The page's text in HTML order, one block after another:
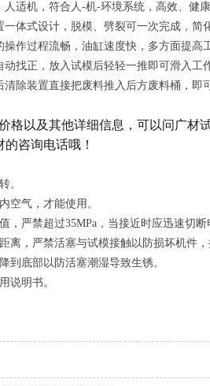
人适机，符合人-机-环境系统，高效、健
一体式设计， 脱模、劈裂可一次完成 ，简
操作过程流畅 ， 油缸速度快，多方面提高
找正，放入试模后轻轻一推即可滑入工
清除装置直接把废料推入后方废料桶，即
格以及其他详细信息，可以问 广材
咨询电话哦！
。
空气，才能使用。
，严禁超过35MPa，当接近时应迅速切断
离，严禁活塞与试模接触以防损坏机件，
到底部以防活塞潮湿导致生锈。
说明书。